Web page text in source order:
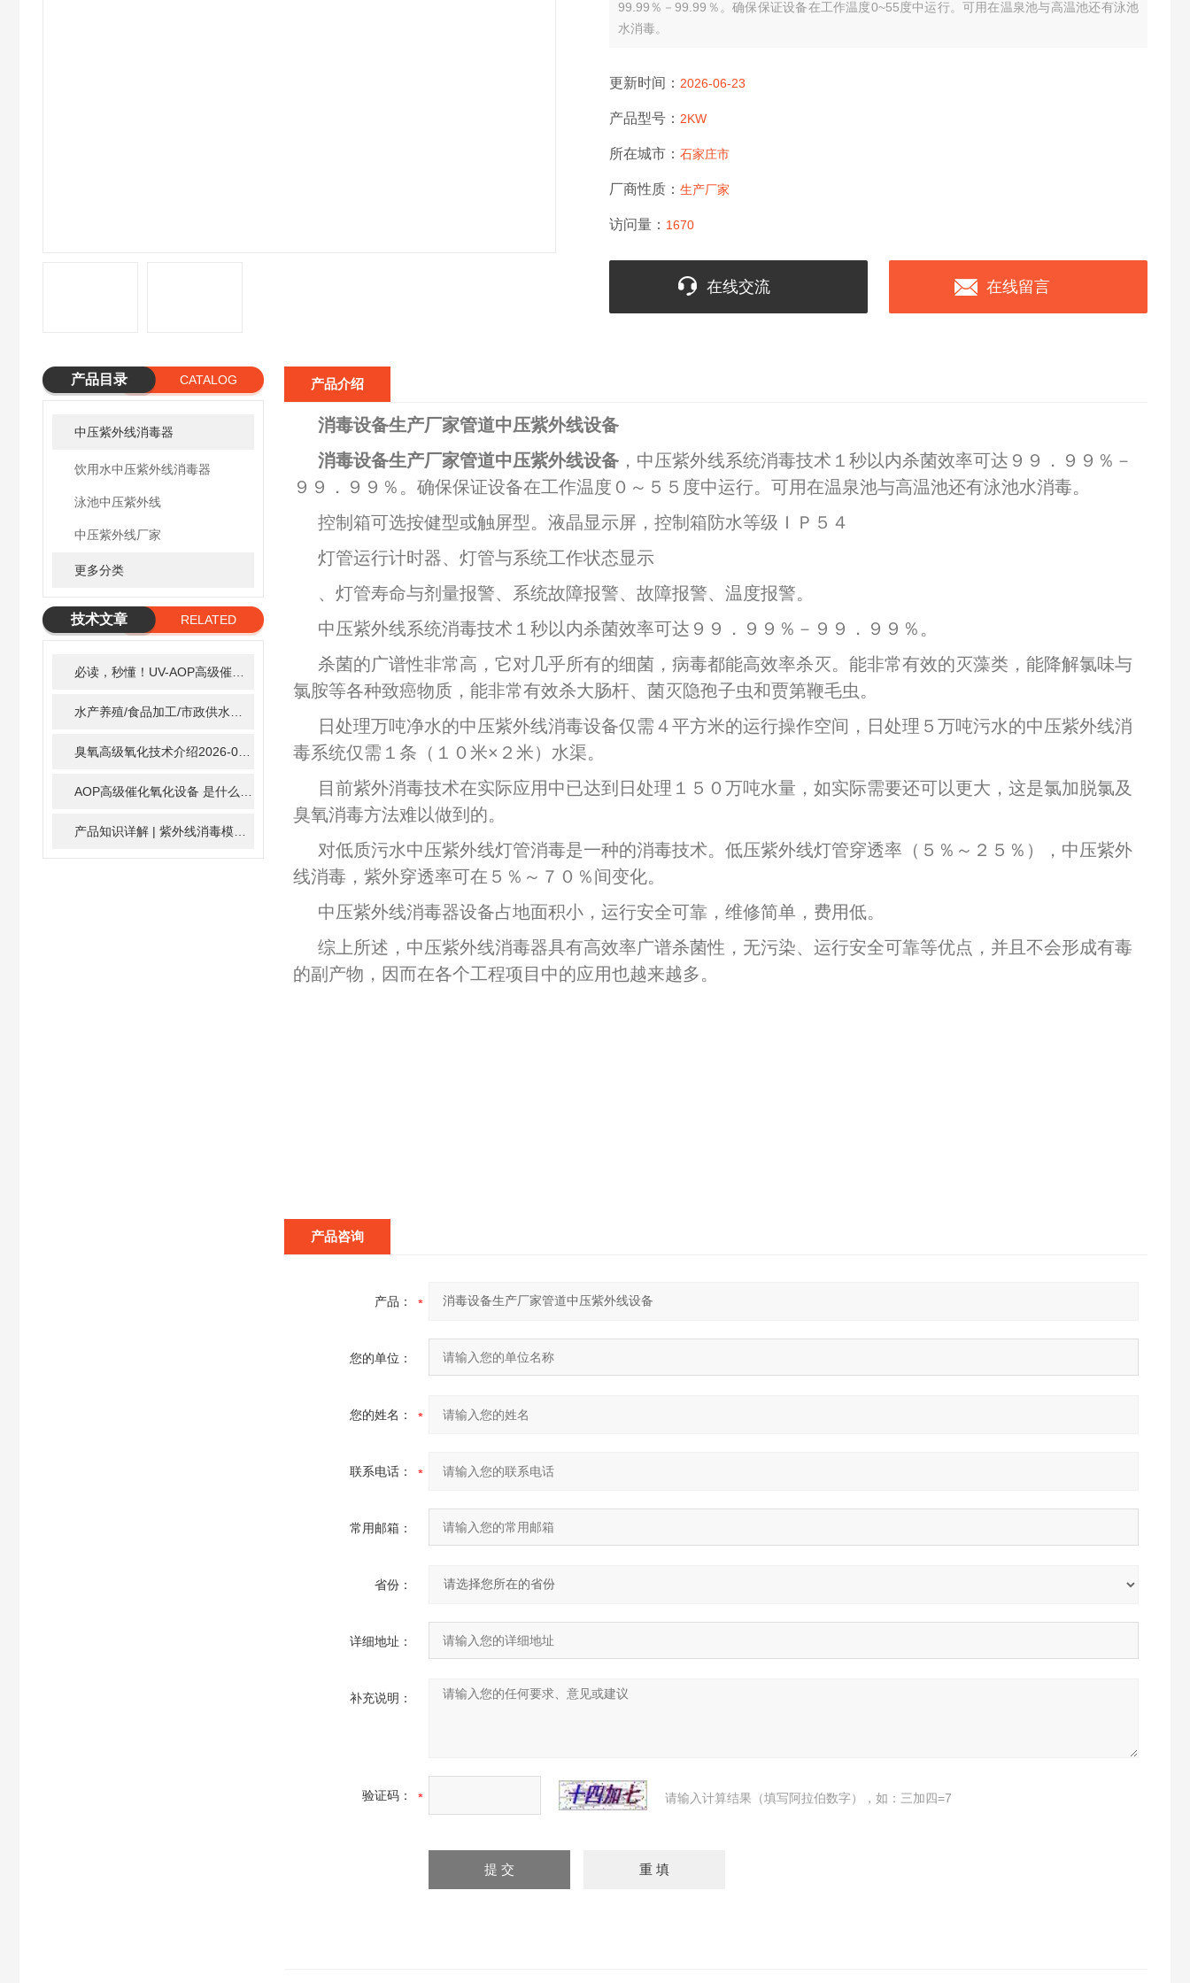
99.99％－99.99％。确保保证设备在工作温度0~55度中运行。可用在温泉池与高温池还有泳池
水消毒。
更新时间： 2026-06-23
产品型号： 2KW
所在城市： 石家庄市
厂商性质： 生产厂家
访问量： 1670
在线交流 在线留言
产品目录 CATALOG
中压紫外线消毒器
饮用水中压紫外线消毒器
泳池中压紫外线
中压紫外线厂家
更多分类
技术文章
RELATED
2026-07-03
臭氧高级氧化技术介绍2026-02-27
2025-11-17
产品介绍
消毒设备生产厂家管道中压紫外线设备
消毒设备生产厂家管道中压紫外线设备 ，中压紫外线系统消毒技术１秒以内杀菌效率可达９９．９９％－
９９．９９％。确保保证设备在工作温度０～５５度中运行。可用在温泉池与高温池还有泳池水消毒。
控制箱可选按健型或触屏型。液晶显示屏，控制箱防水等级ＩＰ５４
灯管运行计时器、灯管与系统工作状态显示
、灯管寿命与剂量报警、系统故障报警、故障报警、温度报警。
中压紫外线系统消毒技术１秒以内杀菌效率可达９９．９９％－９９．９９％。
杀菌的广谱性非常高，它对几乎所有的细菌，病毒都能高效率杀灭。能非常有效的灭藻类，能降解氯味与
氯胺等各种致癌物质，能非常有效杀大肠杆、菌灭隐孢子虫和贾第鞭毛虫。
日处理万吨净水的中压紫外线消毒设备仅需４平方米的运行操作空间，日处理５万吨污水的中压紫外线消
毒系统仅需１条（１０米×２米）水渠。
目前紫外消毒技术在实际应用中已达到日处理１５０万吨水量，如实际需要还可以更大，这是氯加脱氯及
臭氧消毒方法难以做到的。
对低质污水中压紫外线灯管消毒是一种的消毒技术。低压紫外线灯管穿透率（５％～２５％），中压紫外
线消毒，紫外穿透率可在５％～７０％间变化。
中压紫外线消毒器设备占地面积小，运行安全可靠，维修简单，费用低。
综上所述，中压紫外线消毒器具有高效率广谱杀菌性，无污染、运行安全可靠等优点，并且不会形成有毒
的副产物，因而在各个工程项目中的应用也越来越多。
产品咨询
产品：
您的单位：
您的姓名：
联系电话：
常用邮箱：
省份：
详细地址：
补充说明：
验证码： 请输入计算结果（填写阿拉伯数字），如：三加四=7